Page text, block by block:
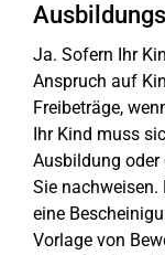
Ja. Sofern Ihr
Anspruch auf
Freibeträge,
Ihr Kind muss
Ausbildung oder
Sie nachweisen.
eine
Vorlage von